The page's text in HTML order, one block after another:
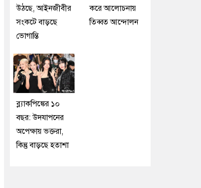
উঠছে, আইনজীবীর
সংকটে বাড়ছে
ভোগান্তি
করে আলোচনায়
তিব্বত আন্দোলন
ব্ল্যাকপিঙ্কের ১০
বছর: উদযাপনের
অপেক্ষায় ভক্তরা,
কিন্তু বাড়ছে হতাশা